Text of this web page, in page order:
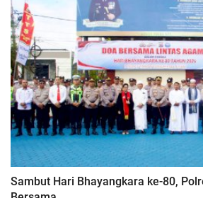
Sambut Hari Bhayangkara ke-80,